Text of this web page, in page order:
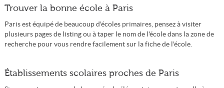
Trouver la bonne école à Paris
Paris est équipé de beaucoup d'écoles primaires, pensez à visiter
plusieurs pages de listing ou à taper le nom de l'école dans la zone de
recherche pour vous rendre facilement sur la fiche de l'école.
Établissements scolaires proches de Paris